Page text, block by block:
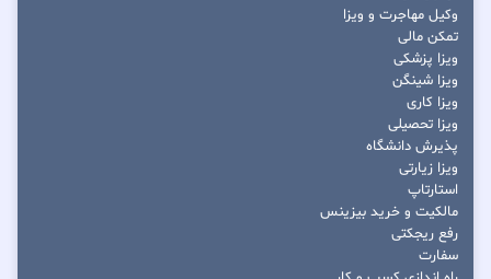
وکیل مهاجرت و ویزا
تمکن مالی
ویزا پزشکی
ویزا شینگن
ویزا کاری
ویزا تحصیلی
پذیرش دانشگاه
ویزا زیارتی
استارتاپ
مالکیت و خرید بیزینس
رفع ریجکتی
سفارت